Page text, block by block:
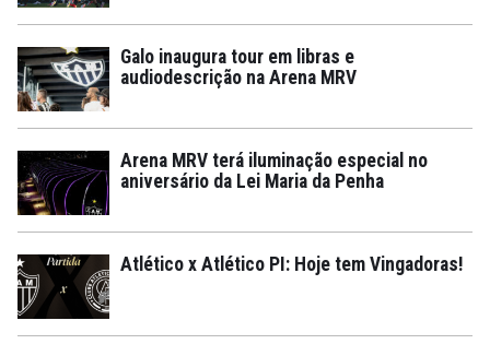
Galo inaugura tour em libras e
audiodescrição na Arena MRV
Arena MRV terá iluminação especial no
aniversário da Lei Maria da Penha
Atlético x Atlético PI: Hoje tem Vingadoras!